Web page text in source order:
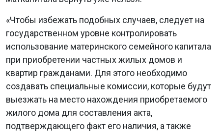
«Чтобы избежать подобных случаев, следует на
государственном уровне контролировать
использование материнского семейного капитала
при приобретении частных жилых домов и
квартир гражданами. Для этого необходимо
создавать специальные комиссии, которые будут
выезжать на место нахождения приобретаемого
жилого дома для составления акта,
подтверждающего факт его наличия, а также